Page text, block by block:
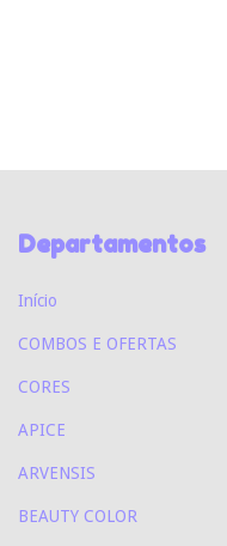
Departamentos
Início
COMBOS E OFERTAS
CORES
APICE
ARVENSIS
BEAUTY COLOR